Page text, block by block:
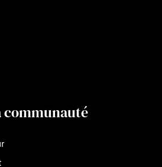
communauté